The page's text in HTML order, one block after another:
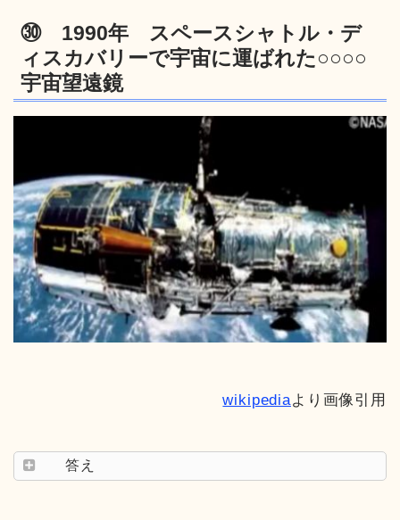
㉚ 1990年 スペースシャトル・デ
ィスカバリーで宇宙に運ばれた○○○○
宇宙望遠鏡
wikipediaより画像引用
答え